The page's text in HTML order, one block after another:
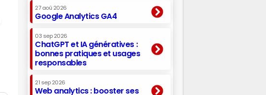
27 aoû 2026
Google Analytics GA4
03 sep 2026
ChatGPT et IA génératives :
bonnes pratiques et usages
responsables
21 sep 2026
Web analytics : booster ses